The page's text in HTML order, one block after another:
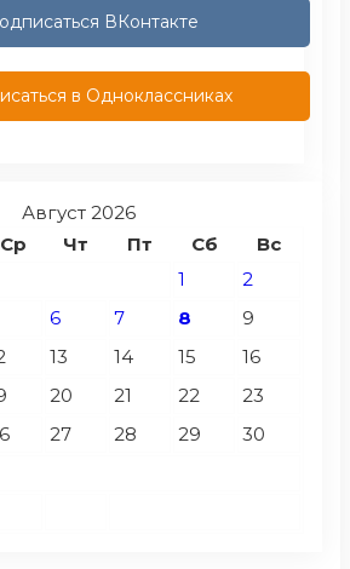
ВКонтакте
в Одноклассниках
Август 2026
Ср Чт Пт Сб Вс
1
2
6 7 8
9
13 14 15
16
20 21 22
23
27 28 29
30